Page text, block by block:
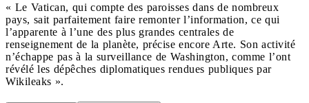
« Le Vatican, qui compte des paroisses dans de nombreux
pays, sait parfaitement faire remonter l’information, ce qui
l’apparente à l’une des plus grandes centrales de
renseignement de la planète, précise encore Arte. Son activité
n’échappe pas à la surveillance de Washington, comme l’ont
révélé les dépêches diplomatiques rendues publiques par
Wikileaks ».